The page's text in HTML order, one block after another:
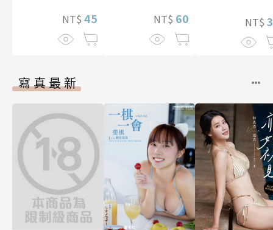
NT$ 45 NT$ 60
娘。(第13話)
NT$
寫真最新